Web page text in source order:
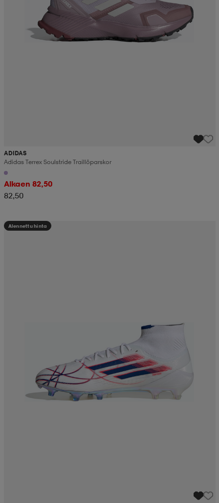
ADIDAS
Adidas Terrex Soulstride Traillöparskor
Alkaen 82,50
82,50
Alennettu hinta